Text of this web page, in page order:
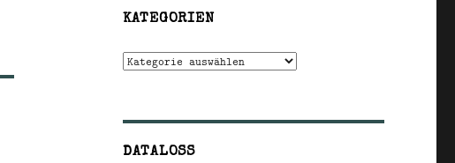
KATEGORIEN
Kategorien
DATALOSS